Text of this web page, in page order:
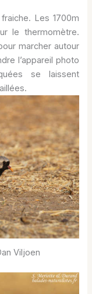
Les 1700m
le thermomètre.
marcher autour
l’appareil photo
se laissent
Viljoen